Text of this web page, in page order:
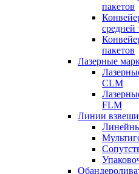
пакетов
средней
пакетов
Лазерные
CLM
FLM
Линии